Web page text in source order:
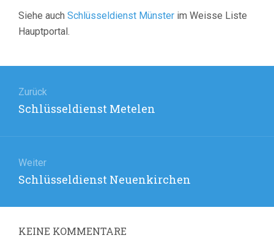
Siehe auch Schlüsseldienst Münster im Weisse Liste
Hauptportal.
Zurück
Vorheriger
Schlüsseldienst Metelen
Weiter
Nächster
Schlüsseldienst Neuenkirchen
KEINE KOMMENTARE